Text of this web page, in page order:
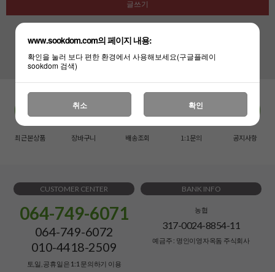
글쓰기
1 2
최근본상품 장바구니 배송조회 1:1문의 공지사항
CUSTOMER CENTER
064-749-6071
064-749-6072
010-4418-2509
토,일, 공휴일은 1:1 문의하기 이용
BANK INFO
농협
317-0024-8854-11
예금주 : 명인이영자옥돔 주식회사
www.sookdom.com의 페이지 내용:
확인을 눌러 보다 편한 환경에서 사용해보세요(구글플레이
sookdom 검색)
취소 확인